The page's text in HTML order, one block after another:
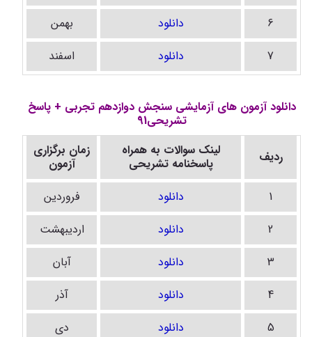
6
دانلود
بهمن
7
دانلود اسفند
دانلود آزمون های آزمایشی سنجش دوازدهم تجربی + پاسخ
تشریحی91
ردیف
لینک سوالات به همراه
پاسخنامه تشریحی
زمان برگزاری
آزمون
1
دانلود
فروردین
2
دانلود
اردیبهشت
3
دانلود
آبان
4
دانلود
آذر
5
دانلود
دی